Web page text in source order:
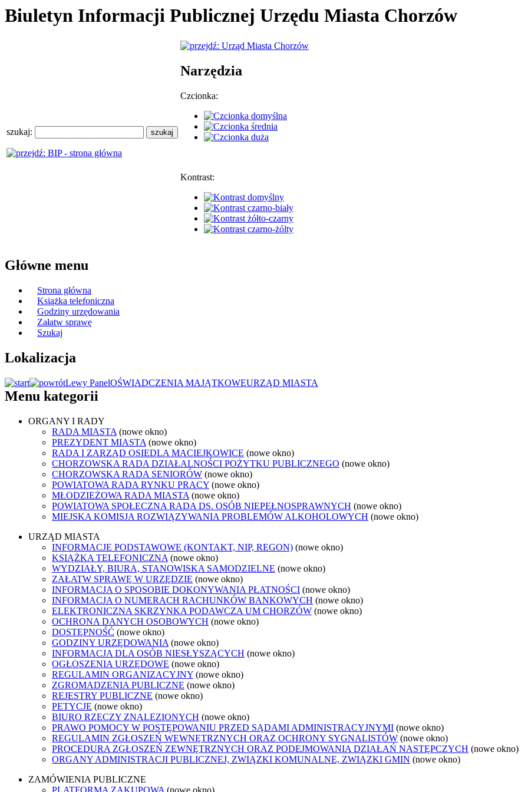
Biuletyn Informacji Publicznej Urzędu Miasta Chorzów
szukaj:
Narzędzia
Czcionka:
Kontrast:
Główne menu
Strona główna
Książka telefoniczna
Godziny urzędowania
Załatw sprawę
Szukaj
Lokalizacja
Lewy PanelOŚWIADCZENIA MAJĄTKOWEURZĄD MIASTA
Menu kategorii
ORGANY I RADY
RADA MIASTA (nowe okno)
PREZYDENT MIASTA (nowe okno)
RADA I ZARZĄD OSIEDLA MACIEJKOWICE (nowe okno)
CHORZOWSKA RADA DZIAŁALNOŚCI POŻYTKU PUBLICZNEGO (nowe okno)
CHORZOWSKA RADA SENIORÓW (nowe okno)
POWIATOWA RADA RYNKU PRACY (nowe okno)
MŁODZIEŻOWA RADA MIASTA (nowe okno)
POWIATOWA SPOŁECZNA RADA DS. OSÓB NIEPEŁNOSPRAWNYCH (nowe okno)
MIEJSKA KOMISJA ROZWIĄZYWANIA PROBLEMÓW ALKOHOLOWYCH (nowe okno)
URZĄD MIASTA
INFORMACJE PODSTAWOWE (KONTAKT, NIP, REGON) (nowe okno)
KSIĄŻKA TELEFONICZNA (nowe okno)
WYDZIAŁY, BIURA, STANOWISKA SAMODZIELNE (nowe okno)
ZAŁATW SPRAWĘ W URZĘDZIE (nowe okno)
INFORMACJA O SPOSOBIE DOKONYWANIA PŁATNOŚCI (nowe okno)
INFORMACJA O NUMERACH RACHUNKÓW BANKOWYCH (nowe okno)
ELEKTRONICZNA SKRZYNKA PODAWCZA UM CHORZÓW (nowe okno)
OCHRONA DANYCH OSOBOWYCH (nowe okno)
DOSTĘPNOŚĆ (nowe okno)
GODZINY URZĘDOWANIA (nowe okno)
INFORMACJA DLA OSÓB NIESŁYSZĄCYCH (nowe okno)
OGŁOSZENIA URZĘDOWE (nowe okno)
REGULAMIN ORGANIZACYJNY (nowe okno)
ZGROMADZENIA PUBLICZNE (nowe okno)
REJESTRY PUBLICZNE (nowe okno)
PETYCJE (nowe okno)
BIURO RZECZY ZNALEZIONYCH (nowe okno)
PRAWO POMOCY W POSTĘPOWANIU PRZED SĄDAMI ADMINISTRACYJNYMI (nowe okno)
REGULAMIN ZGŁOSZEŃ WEWNĘTRZNYCH ORAZ OCHRONY SYGNALISTÓW (nowe okno)
PROCEDURA ZGŁOSZEŃ ZEWNĘTRZNYCH ORAZ PODEJMOWANIA DZIAŁAŃ NASTĘPCZYCH (nowe okno)
ORGANY ADMINISTRACJI PUBLICZNEJ, ZWIĄZKI KOMUNALNE, ZWIĄZKI GMIN (nowe okno)
ZAMÓWIENIA PUBLICZNE
PLATFORMA ZAKUPOWA (nowe okno)